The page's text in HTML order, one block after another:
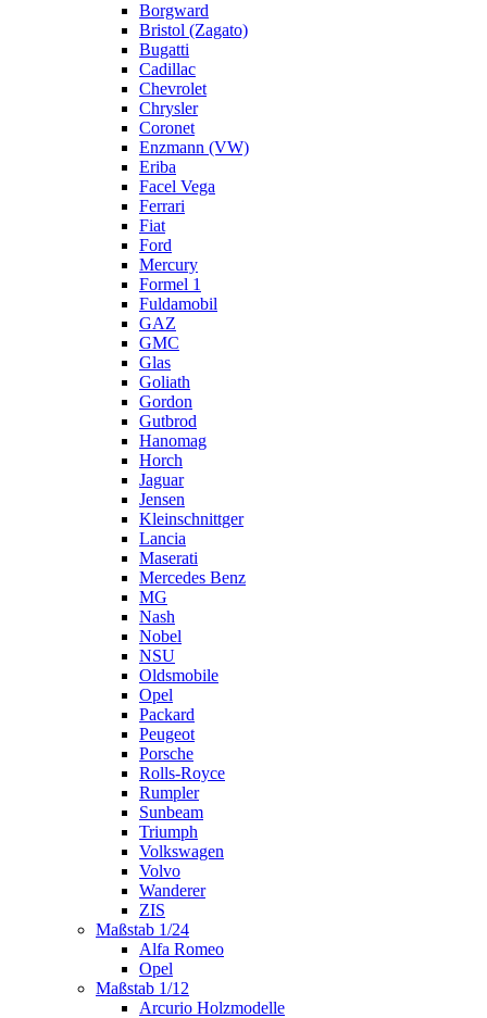
Borgward
Bristol (Zagato)
Bugatti
Cadillac
Chevrolet
Chrysler
Coronet
Enzmann (VW)
Eriba
Facel Vega
Ferrari
Fiat
Ford
Mercury
Formel 1
Fuldamobil
GAZ
GMC
Glas
Goliath
Gordon
Gutbrod
Hanomag
Horch
Jaguar
Jensen
Kleinschnittger
Lancia
Maserati
Mercedes Benz
MG
Nash
Nobel
NSU
Oldsmobile
Opel
Packard
Peugeot
Porsche
Rolls-Royce
Rumpler
Sunbeam
Triumph
Volkswagen
Volvo
Wanderer
ZIS
Maßstab 1/24
Alfa Romeo
Opel
Maßstab 1/12
Arcurio Holzmodelle